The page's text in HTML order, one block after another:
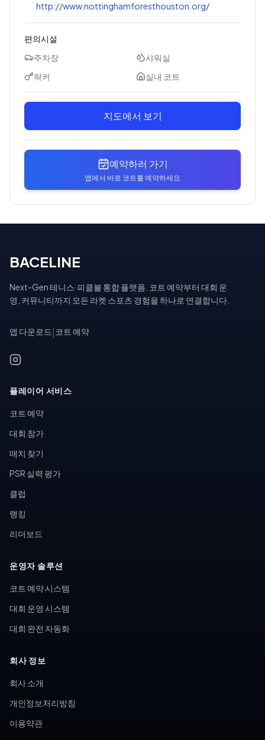
http://www.nottinghamforesthouston.org/
편의시설
주차장
샤워실
락커
실내 코트
지도에서 보기
예약하러 가기
앱에서 바로 코트를 예약하세요
BACELINE
Next-Gen 테니스·피클볼 통합 플랫폼. 코트 예약부터 대회 운
영, 커뮤니티까지 모든 라켓 스포츠 경험을 하나로 연결합니다.
앱 다운로드 코트 예약
플레이어 서비스
코트 예약
대회 참가
매치 찾기
PSR 실력 평가
클럽
랭킹
리더보드
운영자 솔루션
코트 예약 시스템
대회 운영 시스템
대회 완전 자동화
회사 정보
회사 소개
개인정보처리방침
이용약관